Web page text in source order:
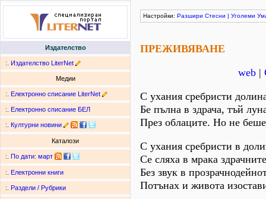
Издателство
:. Издателство LiterNet
Медии
:. Електронно списание LiterNet
:. Електронно списание БЕЛ
:. Културни новини
Каталози
:. По дати: март
:. Електронни книги
:. Раздели / Рубрики
Настройки: Разшири Стесни | Уголеми
ПРЕЖИВЯВАНЕ
web |
С ухания сребристи
Бе пълна в здрача, тъй
През облаците. Но не
С ухания сребристи в
Се сляха в мрака
Без звук в
Потънах и живота